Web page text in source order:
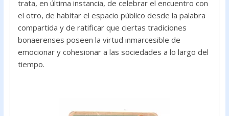
trata, en última instancia, de celebrar el encuentro con
el otro, de habitar el espacio público desde la palabra
compartida y de ratificar que ciertas tradiciones
bonaerenses poseen la virtud inmarcesible de
emocionar y cohesionar a las sociedades a lo largo del
tiempo.